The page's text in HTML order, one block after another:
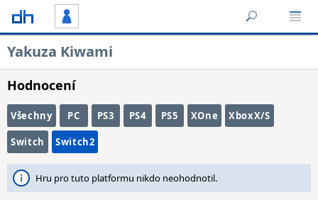
Yakuza Kiwami
Hodnocení
Všechny PC PS3 PS4 PS5 XOne XboxX/S
Switch Switch2
Hru pro tuto platformu nikdo neohodnotil.